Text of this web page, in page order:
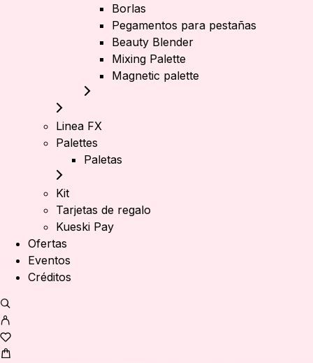
Borlas
Pegamentos para pestañas
Beauty Blender
Mixing Palette
Magnetic palette
Linea FX
Palettes
Paletas
Kit
Tarjetas de regalo
Kueski Pay
Ofertas
Eventos
Créditos